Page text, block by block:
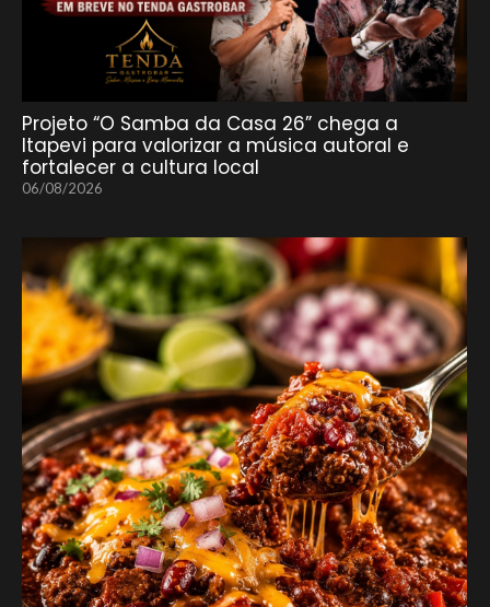
Projeto “O Samba da Casa 26” chega a
Itapevi para valorizar a música autoral e
fortalecer a cultura local
06/08/2026